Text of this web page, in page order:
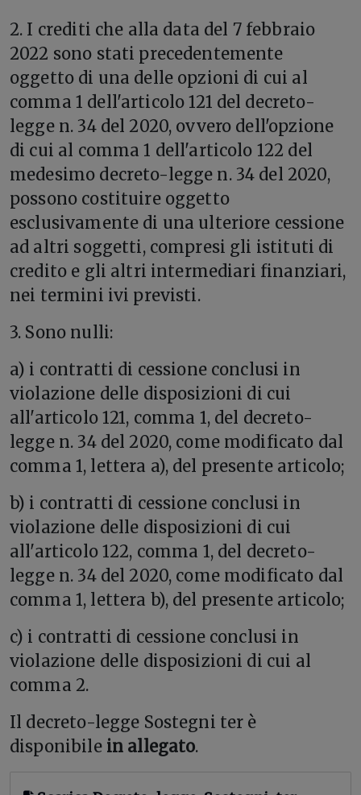
2. I crediti che alla data del 7 febbraio
2022 sono stati precedentemente
oggetto di una delle opzioni di cui al
comma 1 dell'articolo 121 del decreto-
legge n. 34 del 2020, ovvero dell'opzione
di cui al comma 1 dell'articolo 122 del
medesimo decreto-legge n. 34 del 2020,
possono costituire oggetto
esclusivamente di una ulteriore cessione
ad altri soggetti, compresi gli istituti di
credito e gli altri intermediari finanziari,
nei termini ivi previsti.
3. Sono nulli:
a) i contratti di cessione conclusi in
violazione delle disposizioni di cui
all'articolo 121, comma 1, del decreto-
legge n. 34 del 2020, come modificato dal
comma 1, lettera a), del presente articolo;
b) i contratti di cessione conclusi in
violazione delle disposizioni di cui
all'articolo 122, comma 1, del decreto-
legge n. 34 del 2020, come modificato dal
comma 1, lettera b), del presente articolo;
c) i contratti di cessione conclusi in
violazione delle disposizioni di cui al
comma 2.
Il decreto-legge Sostegni ter è
disponibilein allegato.